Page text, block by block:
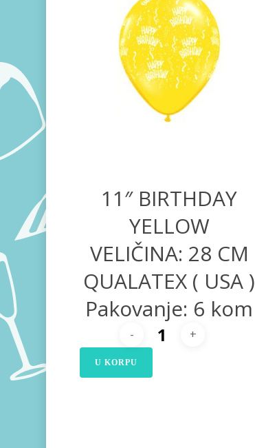
360,00RSD
11″ BIRTHDAY
YELLOW
VELIČINA: 28 CM
QUALATEX ( USA )
Pakovanje: 6 kom
U KORPU